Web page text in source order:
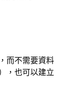
而不需要資料
，也可以建立